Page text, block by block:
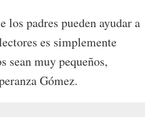
los padres pueden ayudar a
es simplemente
sean muy pequeños,
Gómez.